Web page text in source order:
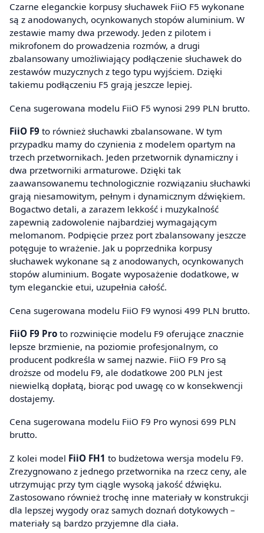
Czarne eleganckie korpusy słuchawek FiiO F5 wykonane
są z anodowanych, ocynkowanych stopów aluminium. W
zestawie mamy dwa przewody. Jeden z pilotem i
mikrofonem do prowadzenia rozmów, a drugi
zbalansowany umożliwiający podłączenie słuchawek do
zestawów muzycznych z tego typu wyjściem. Dzięki
takiemu podłączeniu F5 grają jeszcze lepiej.
Cena sugerowana modelu FiiO F5 wynosi 299 PLN brutto.
FiiO F9 to również słuchawki zbalansowane. W tym
przypadku mamy do czynienia z modelem opartym na
trzech przetwornikach. Jeden przetwornik dynamiczny i
dwa przetworniki armaturowe. Dzięki tak
zaawansowanemu technologicznie rozwiązaniu słuchawki
grają niesamowitym, pełnym i dynamicznym dźwiękiem.
Bogactwo detali, a zarazem lekkość i muzykalność
zapewnią zadowolenie najbardziej wymagającym
melomanom. Podpięcie przez port zbalansowany jeszcze
potęguje to wrażenie. Jak u poprzednika korpusy
słuchawek wykonane są z anodowanych, ocynkowanych
stopów aluminium. Bogate wyposażenie dodatkowe, w
tym eleganckie etui, uzupełnia całość.
Cena sugerowana modelu FiiO F9 wynosi 499 PLN brutto.
FiiO F9 Pro to rozwinięcie modelu F9 oferujące znacznie
lepsze brzmienie, na poziomie profesjonalnym, co
producent podkreśla w samej nazwie. FiiO F9 Pro są
droższe od modelu F9, ale dodatkowe 200 PLN jest
niewielką dopłatą, biorąc pod uwagę co w konsekwencji
dostajemy.
Cena sugerowana modelu FiiO F9 Pro wynosi 699 PLN
brutto.
Z kolei model FiiO FH1 to budżetowa wersja modelu F9.
Zrezygnowano z jednego przetwornika na rzecz ceny, ale
utrzymując przy tym ciągle wysoką jakość dźwięku.
Zastosowano również trochę inne materiały w konstrukcji
dla lepszej wygody oraz samych doznań dotykowych –
materiały są bardzo przyjemne dla ciała.